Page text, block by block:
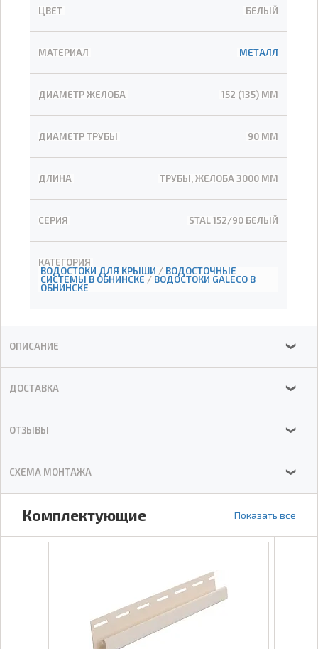
ЦВЕТ БЕЛЫЙ
МАТЕРИАЛ МЕТАЛЛ
ДИАМЕТР ЖЕЛОБА 152 (135) ММ
ДИАМЕТР ТРУБЫ 90 ММ
ДЛИНА ТРУБЫ, ЖЕЛОБА 3000 ММ
СЕРИЯ STAL 152/90 БЕЛЫЙ
КАТЕГОРИЯ
ВОДОСТОКИ ДЛЯ КРЫШИ / ВОДОСТОЧНЫЕ
СИСТЕМЫ В ОБНИНСКЕ / ВОДОСТОКИ GALECO В
ОБНИНСКЕ
ОПИСАНИЕ ❯
ДОСТАВКА ❯
ОТЗЫВЫ ❯
СХЕМА МОНТАЖА ❯
Комплектующие Показать все